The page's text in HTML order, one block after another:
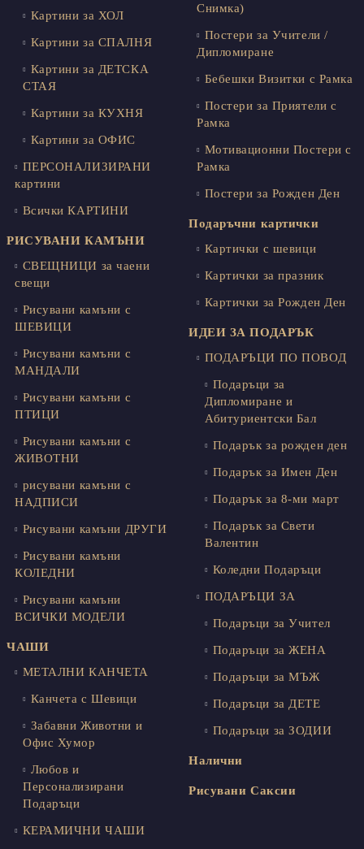
Картини за ХОЛ
Картини за СПАЛНЯ
Картини за ДЕТСКА
СТАЯ
Картини за КУХНЯ
Картини за ОФИС
ПЕРСОНАЛИЗИРАНИ
картини
Всички КАРТИНИ
РИСУВАНИ КАМЪНИ
СВЕЩНИЦИ за чаени
свещи
Рисувани камъни с
ШЕВИЦИ
Рисувани камъни с
МАНДАЛИ
Рисувани камъни с
ПТИЦИ
Рисувани камъни с
ЖИВОТНИ
рисувани камъни с
НАДПИСИ
Рисувани камъни ДРУГИ
Рисувани камъни
КОЛЕДНИ
Рисувани камъни
ВСИЧКИ МОДЕЛИ
ЧАШИ
МЕТАЛНИ КАНЧЕТА
Канчета с Шевици
Забавни Животни и
Офис Хумор
Любов и
Персонализирани
Подаръци
КЕРАМИЧНИ ЧАШИ
Снимка)
Постери за Учители /
Дипломиране
Бебешки Визитки с Рамка
Постери за Приятели с
Рамка
Мотивационни Постери с
Рамка
Постери за Рожден Ден
Подаръчни картички
Картички с шевици
Картички за празник
Картички за Рожден Ден
ИДЕИ ЗА ПОДАРЪК
ПОДАРЪЦИ ПО ПОВОД
Подаръци за
Дипломиране и
Абитуриентски Бал
Подарък за рожден ден
Подарък за Имен Ден
Подарък за 8-ми март
Подарък за Свети
Валентин
Коледни Подаръци
ПОДАРЪЦИ ЗА
Подаръци за Учител
Подаръци за ЖЕНА
Подаръци за МЪЖ
Подаръци за ДЕТЕ
Подаръци за ЗОДИИ
Налични
Рисувани Саксии